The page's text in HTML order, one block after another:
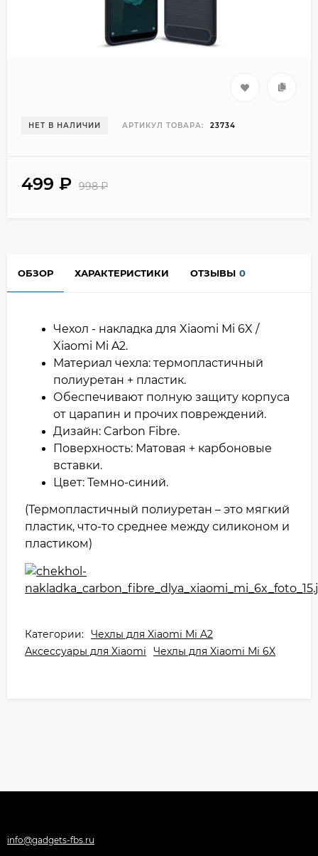
НЕТ В НАЛИЧИИ АРТИКУЛ ТОВАРА: 23734
499 ₽ 998₽
ОБЗОР ХАРАКТЕРИСТИКИ ОТЗЫВЫ 0
Чехол - накладка для Xiaomi Mi 6X /
Xiaomi Mi A2.
Материал чехла: термопластичный
полиуретан + пластик.
Обеспечивают полную защиту корпуса
от царапин и прочих повреждений.
Дизайн: Carbon Fibre.
Поверхность: Матовая + карбоновые
вставки.
Цвет: Темно-синий.
(Термопластичный полиуретан – это мягкий
пластик, что-то среднее между силиконом и
пластиком)
Категории: Чехлы для Xiaomi Mi A2
Аксессуары для Xiaomi
Чехлы для Xiaomi Mi 6X
info@gadgets-fbs.ru